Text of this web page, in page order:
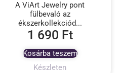
Készleten
1 690 Ft
A ViArt Jewelry pont
fülbevaló az
ékszerkollekciód...
Kosárba teszem